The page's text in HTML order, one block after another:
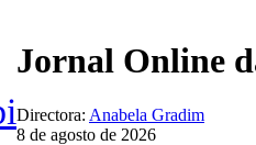
Jornal Online
Directora: Anabela Gradim
8 de agosto de 2026